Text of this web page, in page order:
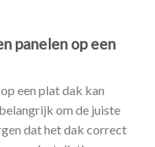
panelen op een
een plat dak kan
om de juiste
dat het dak correct